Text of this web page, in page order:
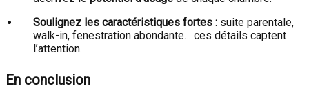
Soulignez les caractéristiques fortes : suite parentale,
walk-in, fenestration abondante… ces détails captent
l’attention.
En conclusion